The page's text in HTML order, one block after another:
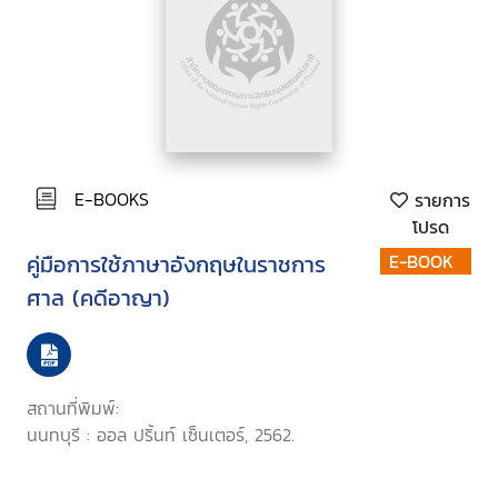
E-BOOKS
รายการ
โปรด
คู่มือการใช้ภาษาอังกฤษในราชการ
ศาล (คดีอาญา)
สถานที่พิมพ์:
นนทบุรี : ออล ปริ้นท์ เซ็นเตอร์, 2562.
E-BOOK